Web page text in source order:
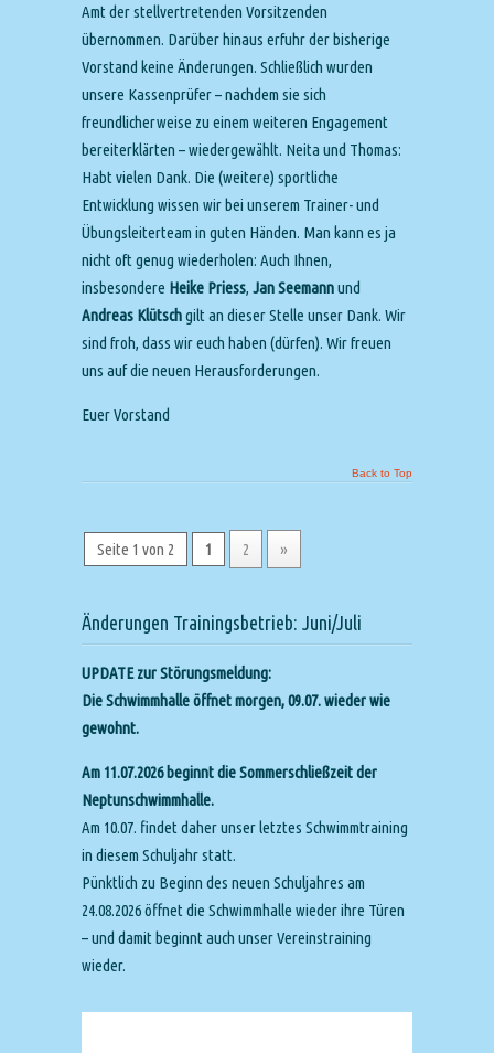
Amt der stellvertretenden Vorsitzenden
übernommen. Darüber hinaus erfuhr der bisherige
Vorstand keine Änderungen. Schließlich wurden
unsere Kassenprüfer – nachdem sie sich
freundlicherweise zu einem weiteren Engagement
bereiterklärten – wiedergewählt. Neita und Thomas:
Habt vielen Dank. Die (weitere) sportliche
Entwicklung wissen wir bei unserem Trainer- und
Übungsleiterteam in guten Händen. Man kann es ja
nicht oft genug wiederholen: Auch Ihnen,
insbesondere Heike Priess, Jan Seemannund
Andreas Klütschgilt an dieser Stelle unser Dank. Wir
sind froh, dass wir euch haben (dürfen). Wir freuen
uns auf die neuen Herausforderungen.
Euer Vorstand
Back to Top
Seite 1 von 2 1 2 »
Änderungen Trainingsbetrieb: Juni/Juli
UPDATE zur Störungsmeldung:
Die Schwimmhalle öffnet morgen, 09.07. wieder wie
gewohnt.
Am 11.07.2026 beginnt die Sommerschließzeit der
Neptunschwimmhalle.
Am 10.07. findet daher unser letztes Schwimmtraining
in diesem Schuljahr statt.
Pünktlich zu Beginn des neuen Schuljahres am
24.08.2026 öffnet die Schwimmhalle wieder ihre Türen
– und damit beginnt auch unser Vereinstraining
wieder.